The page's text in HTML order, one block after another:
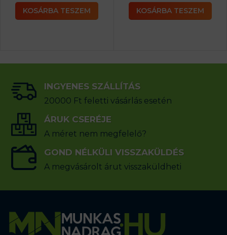
KOSÁRBA TESZEM KOSÁRBA TESZEM
INGYENES SZÁLLÍTÁS
20000 Ft feletti vásárlás esetén
ÁRUK CSERÉJE
A méret nem megfelelő?
GOND NÉLKÜLI VISSZAKÜLDÉS
A megvásárolt árut visszaküldheti